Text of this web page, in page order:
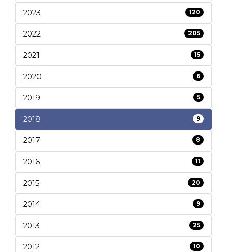
2023 120
2022 205
2021 15
2020 6
2019 5
2018 9
2017 8
2016 11
2015 20
2014 9
2013 25
2012 10